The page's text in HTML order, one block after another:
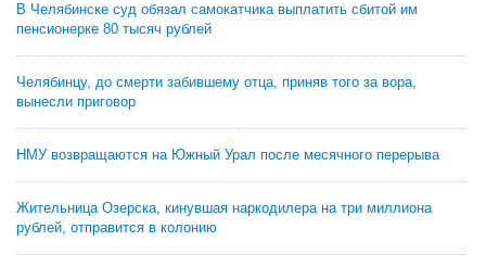
В Челябинске суд обязал самокатчика выплатить сбитой им
пенсионерке 80 тысяч рублей
Челябинцу, до смерти забившему отца, приняв того за вора,
вынесли приговор
НМУ возвращаются на Южный Урал после месячного перерыва
Жительница Озерска, кинувшая наркодилера на три миллиона
рублей, отправится в колонию